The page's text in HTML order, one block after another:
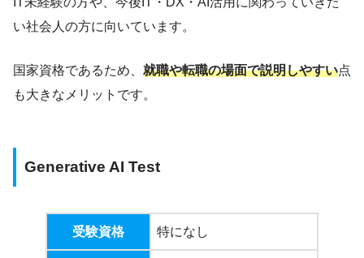
い社会人の方に向いています。
国家資格であるため、 就職や転職の場面で説明しやすい点
も大きなメリットです。
Generative AI Test
受験資格 特になし